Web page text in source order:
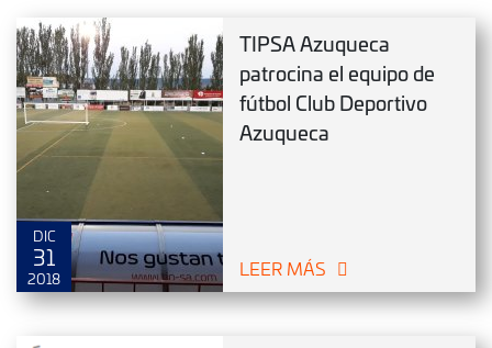
DIC
31
2018
TIPSA Azuqueca
patrocina el equipo de
fútbol Club Deportivo
Azuqueca
LEER MÁS